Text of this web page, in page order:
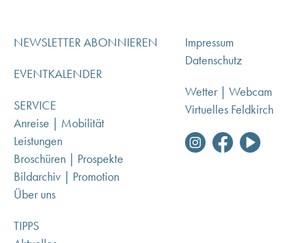
NEWSLETTER ABONNIEREN
EVENTKALENDER
SERVICE
Anreise | Mobilität
Leistungen
Broschüren | Prospekte
Bildarchiv | Promotion
Über uns
TIPPS
Impressum
Datenschutz
Wetter | Webcam
Virtuelles Feldkirch